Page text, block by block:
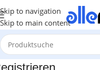
Skip to navigation
Skip to main content